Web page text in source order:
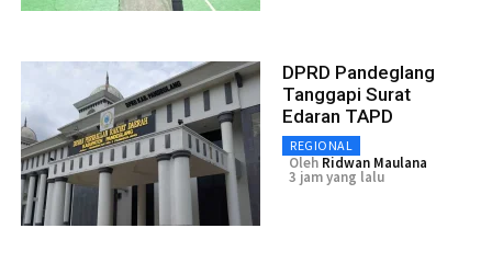
DPRD Pandeglang
Tanggapi Surat
Edaran TAPD
REGIONAL
Oleh Ridwan Maulana
3 jam yang lalu